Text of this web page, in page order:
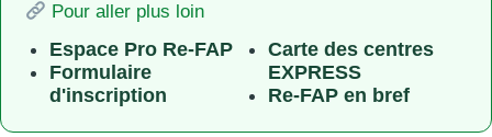
Pour aller plus loin
Espace Pro Re-FAP
Formulaire
d'inscription
Carte des centres
EXPRESS
Re-FAP en bref